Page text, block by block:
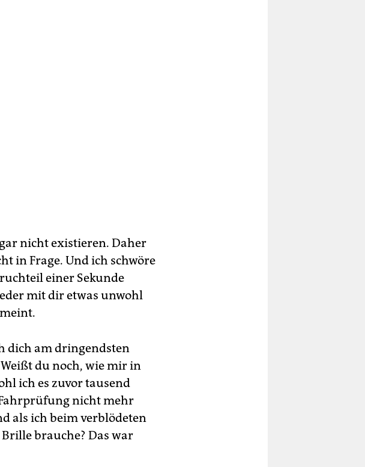
nicht existieren. Daher
in Frage. Und ich schwöre
einer Sekunde
mit dir etwas unwohl
dich am dringendsten
du noch, wie mir in
ich es zuvor tausend
nicht mehr
als ich beim verblödeten
brauche? Das war